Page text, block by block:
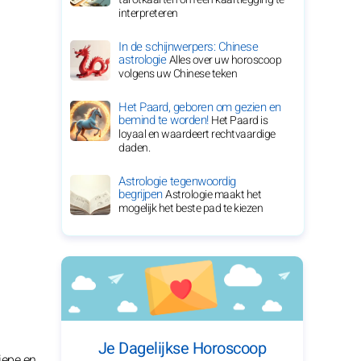
interpreteren
In de schijnwerpers: Chinese
astrologieAlles over uw horoscoop
volgens uw Chinese teken
Het Paard, geboren om gezien en
bemind te worden!Het Paard is
loyaal en waardeert rechtvaardige
daden.
Astrologie tegenwoordig
begrijpenAstrologie maakt het
mogelijk het beste pad te kiezen
Je Dagelijkse Horoscoop